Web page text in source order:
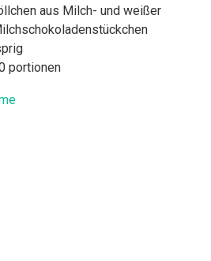
aus Milch- und weißer
portionen